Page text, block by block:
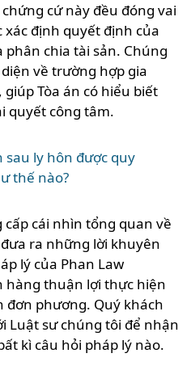
cứ này đều đóng vai
định quyết định của
phân chia tài sản. Chúng
về trường hợp gia
Tòa án có hiểu biết
quyết công tâm.
sau ly hôn được quy
thế nào?
cái nhìn tổng quan về
ra những lời khuyên
lý của Phan Law
hàng thuận lợi thực hiện
đơn phương. Quý khách
Luật sư chúng tôi để nhận
kì câu hỏi pháp lý nào.